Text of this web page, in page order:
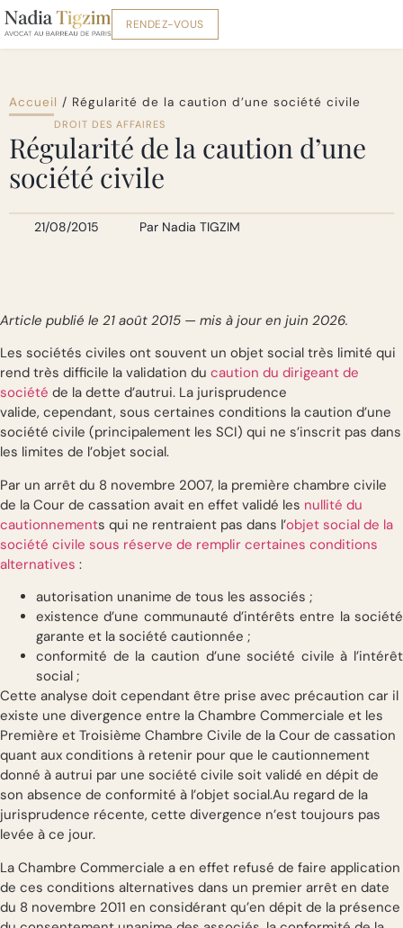
RENDEZ-VOUS
Accueil / Régularité de la caution d’une société civile
DROIT DES AFFAIRES
Régularité de la caution d’une
société civile
21/08/2015 Par Nadia TIGZIM
Article publié le 21 août 2015 — mis à jour en juin 2026.
Les sociétés civiles ont souvent un objet social très limité qui
rend très difficile la validation du caution du dirigeant de
société de la dette d’autrui. La jurisprudence
valide, cependant, sous certaines conditions la caution d’une
société civile (principalement les SCI) qui ne s’inscrit pas dans
les limites de l’objet social.
Par un arrêt du 8 novembre 2007, la première chambre civile
de la Cour de cassation avait en effet validé les nullité du
cautionnements qui ne rentraient pas dans l’objet social de la
société civile sous réserve de remplir certaines conditions
alternatives :
autorisation unanime de tous les associés ;
existence d’une communauté d’intérêts entre la société
garante et la société cautionnée ;
conformité de la caution d’une société civile à l’intérêt
social ;
Cette analyse doit cependant être prise avec précaution car il
existe une divergence entre la Chambre Commerciale et les
Première et Troisième Chambre Civile de la Cour de cassation
quant aux conditions à retenir pour que le cautionnement
donné à autrui par une société civile soit validé en dépit de
son absence de conformité à l’objet social.Au regard de la
jurisprudence récente, cette divergence n’est toujours pas
levée à ce jour.
La Chambre Commerciale a en effet refusé de faire application
de ces conditions alternatives dans un premier arrêt en date
du 8 novembre 2011 en considérant qu’en dépit de la présence